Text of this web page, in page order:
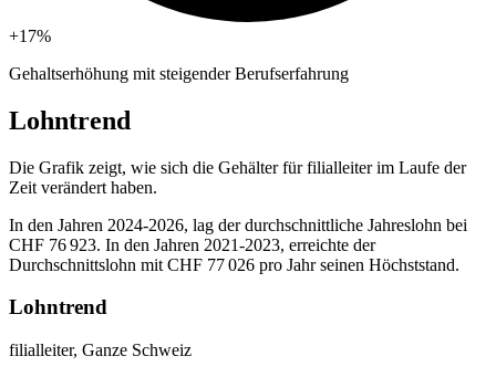
+17%
Gehaltserhöhung mit steigender Berufserfahrung
Lohntrend
Die Grafik zeigt, wie sich die Gehälter fürfilialleiterim Laufe der
Zeit verändert haben.
In den Jahren 2024-2026, lag der durchschnittliche Jahreslohn bei
CHF 76 923. In den Jahren 2021-2023, erreichte der
Durchschnittslohn mit CHF 77 026 pro Jahr seinen Höchststand.
Lohntrend
filialleiter, Ganze Schweiz